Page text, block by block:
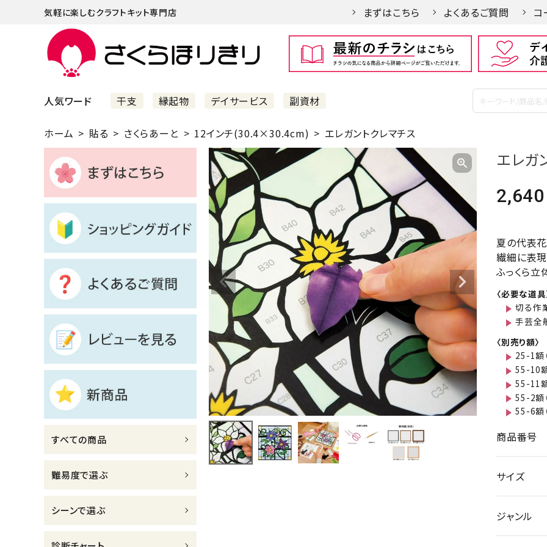
気軽に楽しむクラフトキット専門店 まずはこちら よくあるご質問 コ
人気ワード 干支 縁起物 デイサービス 副資材
まずはこちら
ショッピングガイド
よくあるご質問
すべての商品
新着商品
診断チャート
ジャンルで選ぶ
レビューを見る
コーポレートサイト
実店舗案内
介護施設関係の方へ
ホーム 貼る さくらあーと 12インチ(30.4×30.4cm) エレガントクレマチス
すべての商品
難易度で選ぶ
シーンで選ぶ
エレガ
2,640
夏の代表花
繊細に表現
ふっくら立
〈必要な道具
切る作
手芸全
〈別売り額〉
25-1額
55-10
55-11
55-2額
55-6額
商品番号
サイズ
ジャンル